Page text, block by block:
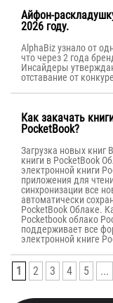
Айфон-
2026 году.
AlphaBiz узнало от
что через 2 года
Инсайдеры
отставание от
Как закачать
PocketBook?
Загрузка новых книг
книги в PocketBook
электронной книги
приложения для
синхронизации все
автоматически
PocketBook Облаке.
Pocketbook облако
поддерживает все
электронной книге
1 2 3 4 5 ...